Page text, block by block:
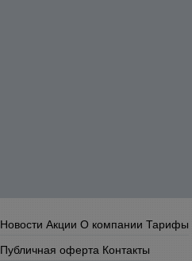
Новости Акции О компании Тарифы
Публичная оферта Контакты